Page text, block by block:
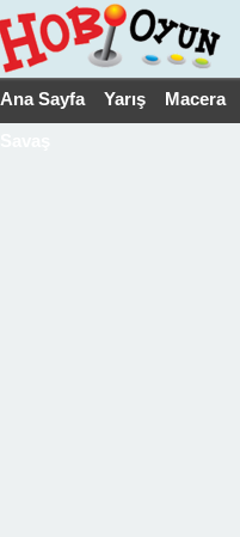
Ana Sayfa Yarış Macera